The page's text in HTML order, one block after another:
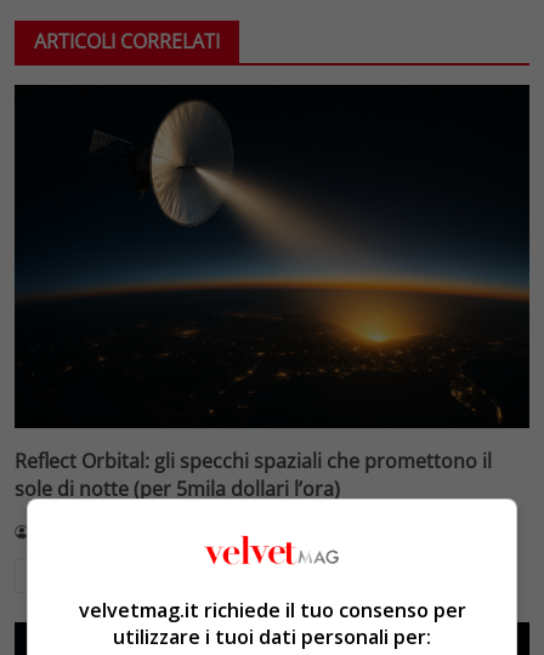
ARTICOLI CORRELATI
Reflect Orbital: gli specchi spaziali che promettono il
sole di notte (per 5mila dollari l’ora)
4 Agosto 2026
velvetmag.it richiede il tuo consenso per
utilizzare i tuoi dati personali per: